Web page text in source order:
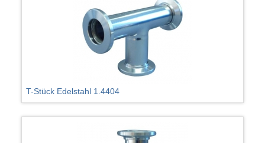
T-Stück Edelstahl 1.4404